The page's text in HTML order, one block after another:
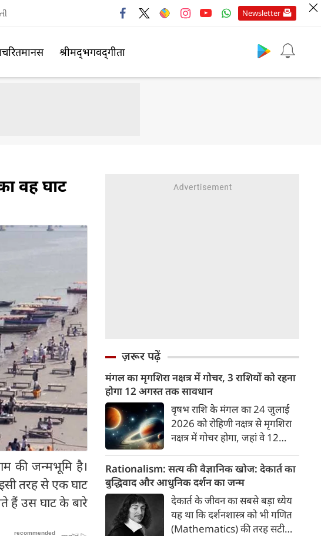
Newsletter
श्रीमद्‍भगवद्‍गीता
वह घाट
की जन्मभूमि है।
तरह से एक घाट
हैं उस घाट के बारे
ज़रूर पढ़ें
मंगल का मृगशिरा नक्षत्र में गोचर, 3 राशियों को रहना
होगा 12 अगस्त तक सावधान
वृषभ राशि के मंगल का 24 जुलाई
2026 को रोहिणी नक्षत्र से मृगशिरा
नक्षत्र में गोचर होगा, जहां वे 12
परिवर्तन के चलते 3 राशि के लोगों
को 12 अगस्त तक रहना होगा
सावधान। चलिए जानते हैं कि किन
राशि 3 राशियों को रहना होगा
सावधान।
Rationalism: सत्य की वैज्ञानिक खोज: देकार्त का
बुद्धिवाद और आधुनिक दर्शन का जन्म
देकार्त के जीवन का सबसे बड़ा ध्येय
यह था कि दर्शनशास्त्र को भी गणित
(Mathematics) की तरह सटीक,